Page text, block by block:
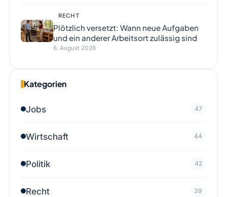
RECHT
Plötzlich versetzt: Wann neue Aufgaben
und ein anderer Arbeitsort zulässig sind
6. August 2026
Kategorien
Jobs 47
Wirtschaft 44
Politik 42
Recht 39